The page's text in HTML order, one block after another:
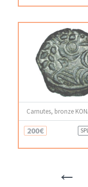
Carnutes, bronze
200€
←